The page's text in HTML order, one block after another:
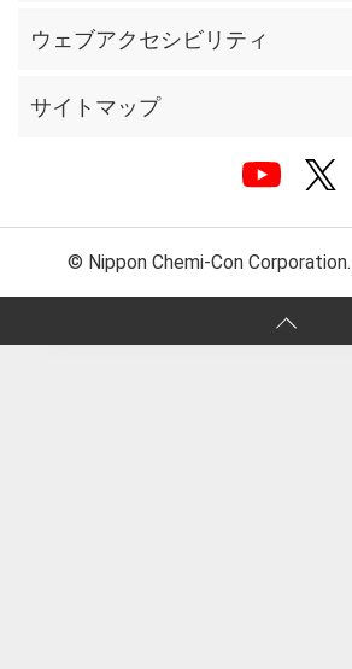
ウェブアクセシビリティ
サイトマップ
© Nippon Chemi-Con